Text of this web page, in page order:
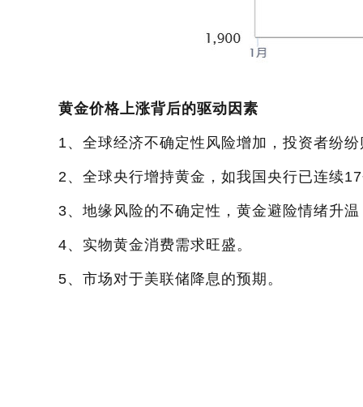
黄金价格上涨背后的驱动因素
1、全球经济不确定性风险增加，投资者纷纷
2、全球央行增持黄金，如我国央行已连续
3、地缘风险的不确定性，黄金避险情绪升
4、实物黄金消费需求旺盛。
5、市场对于美联储降息的预期。